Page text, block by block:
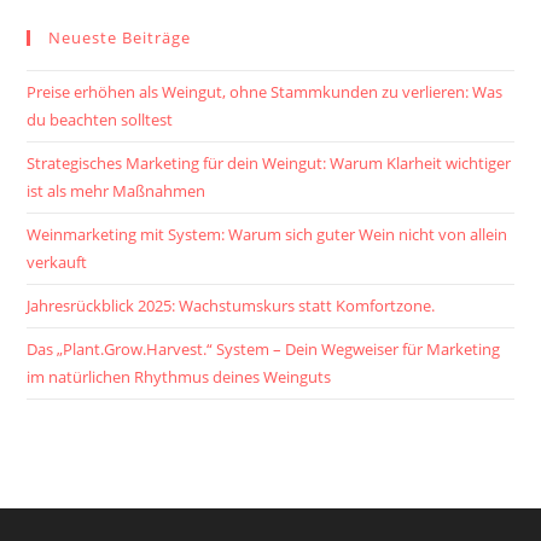
Neueste Beiträge
Preise erhöhen als Weingut, ohne Stammkunden zu verlieren: Was
du beachten solltest
Strategisches Marketing für dein Weingut: Warum Klarheit wichtiger
ist als mehr Maßnahmen
Weinmarketing mit System: Warum sich guter Wein nicht von allein
verkauft
Jahresrückblick 2025: Wachstumskurs statt Komfortzone.
Das „Plant.Grow.Harvest.“ System – Dein Wegweiser für Marketing
im natürlichen Rhythmus deines Weinguts